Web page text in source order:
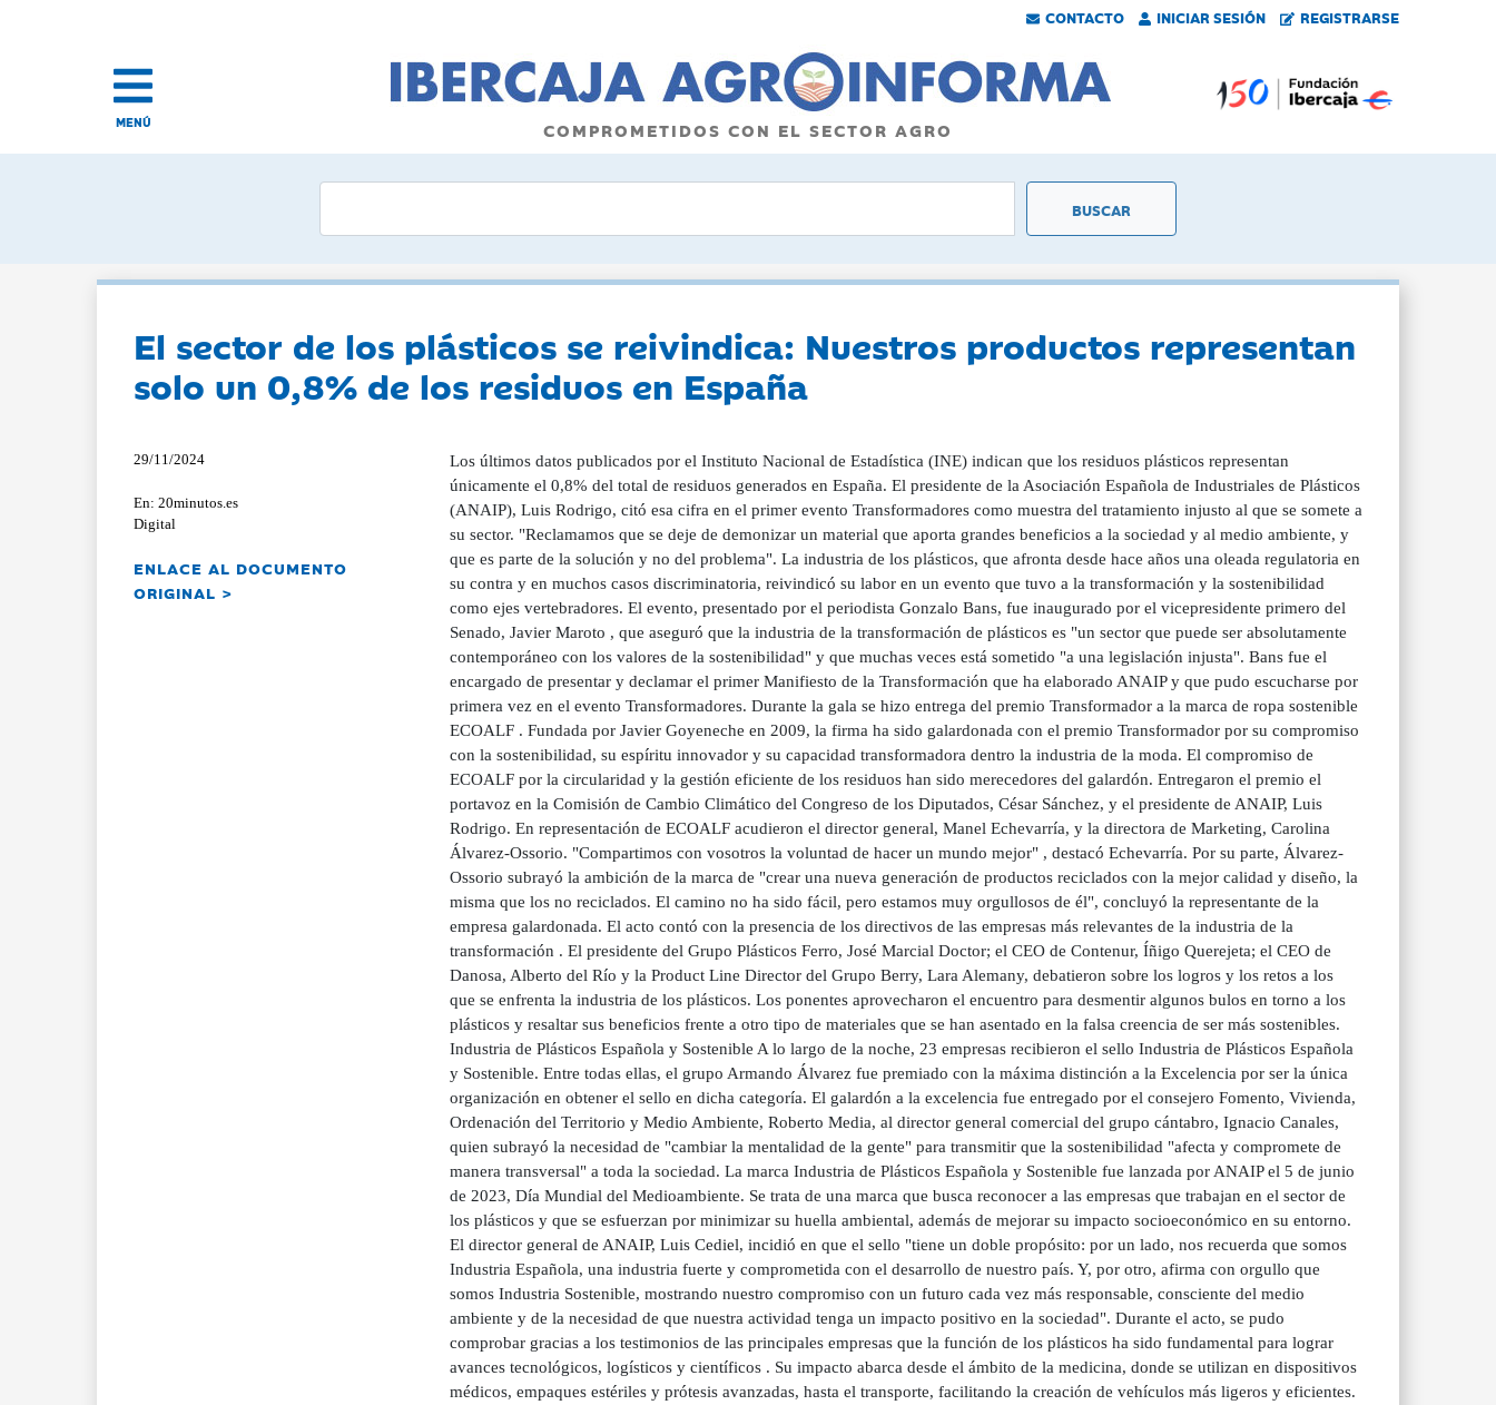
CONTACTO INICIAR SESIÓN REGISTRARSE
MENÚ COMPROMETIDOS CON EL SECTOR AGRO
El sector de los plásticos se reivindica: Nuestros productos representan
solo un 0,8% de los residuos en España
29/11/2024
En: 20minutos.es
Digital
ENLACE AL DOCUMENTO
ORIGINAL >
Los últimos datos publicados por el Instituto Nacional de Estadística (INE) indican que los residuos plásticos representan
únicamente el 0,8% del total de residuos generados en España. El presidente de la Asociación Española de Industriales de Plásticos
(ANAIP), Luis Rodrigo, citó esa cifra en el primer evento Transformadores como muestra del tratamiento injusto al que se somete a
su sector. "Reclamamos que se deje de demonizar un material que aporta grandes beneficios a la sociedad y al medio ambiente, y
que es parte de la solución y no del problema". La industria de los plásticos, que afronta desde hace años una oleada regulatoria en
su contra y en muchos casos discriminatoria, reivindicó su labor en un evento que tuvo a la transformación y la sostenibilidad
como ejes vertebradores. El evento, presentado por el periodista Gonzalo Bans, fue inaugurado por el vicepresidente primero del
Senado, Javier Maroto , que aseguró que la industria de la transformación de plásticos es "un sector que puede ser absolutamente
contemporáneo con los valores de la sostenibilidad" y que muchas veces está sometido "a una legislación injusta". Bans fue el
encargado de presentar y declamar el primer Manifiesto de la Transformación que ha elaborado ANAIP y que pudo escucharse por
primera vez en el evento Transformadores. Durante la gala se hizo entrega del premio Transformador a la marca de ropa sostenible
ECOALF . Fundada por Javier Goyeneche en 2009, la firma ha sido galardonada con el premio Transformador por su compromiso
con la sostenibilidad, su espíritu innovador y su capacidad transformadora dentro la industria de la moda. El compromiso de
ECOALF por la circularidad y la gestión eficiente de los residuos han sido merecedores del galardón. Entregaron el premio el
portavoz en la Comisión de Cambio Climático del Congreso de los Diputados, César Sánchez, y el presidente de ANAIP, Luis
Rodrigo. En representación de ECOALF acudieron el director general, Manel Echevarría, y la directora de Marketing, Carolina
Álvarez-Ossorio. "Compartimos con vosotros la voluntad de hacer un mundo mejor" , destacó Echevarría. Por su parte, Álvarez-
Ossorio subrayó la ambición de la marca de "crear una nueva generación de productos reciclados con la mejor calidad y diseño, la
misma que los no reciclados. El camino no ha sido fácil, pero estamos muy orgullosos de él", concluyó la representante de la
empresa galardonada. El acto contó con la presencia de los directivos de las empresas más relevantes de la industria de la
transformación . El presidente del Grupo Plásticos Ferro, José Marcial Doctor; el CEO de Contenur, Íñigo Querejeta; el CEO de
Danosa, Alberto del Río y la Product Line Director del Grupo Berry, Lara Alemany, debatieron sobre los logros y los retos a los
que se enfrenta la industria de los plásticos. Los ponentes aprovecharon el encuentro para desmentir algunos bulos en torno a los
plásticos y resaltar sus beneficios frente a otro tipo de materiales que se han asentado en la falsa creencia de ser más sostenibles.
Industria de Plásticos Española y Sostenible A lo largo de la noche, 23 empresas recibieron el sello Industria de Plásticos Española
y Sostenible. Entre todas ellas, el grupo Armando Álvarez fue premiado con la máxima distinción a la Excelencia por ser la única
organización en obtener el sello en dicha categoría. El galardón a la excelencia fue entregado por el consejero Fomento, Vivienda,
Ordenación del Territorio y Medio Ambiente, Roberto Media, al director general comercial del grupo cántabro, Ignacio Canales,
quien subrayó la necesidad de "cambiar la mentalidad de la gente" para transmitir que la sostenibilidad "afecta y compromete de
manera transversal" a toda la sociedad. La marca Industria de Plásticos Española y Sostenible fue lanzada por ANAIP el 5 de junio
de 2023, Día Mundial del Medioambiente. Se trata de una marca que busca reconocer a las empresas que trabajan en el sector de
los plásticos y que se esfuerzan por minimizar su huella ambiental, además de mejorar su impacto socioeconómico en su entorno.
El director general de ANAIP, Luis Cediel, incidió en que el sello "tiene un doble propósito: por un lado, nos recuerda que somos
Industria Española, una industria fuerte y comprometida con el desarrollo de nuestro país. Y, por otro, afirma con orgullo que
somos Industria Sostenible, mostrando nuestro compromiso con un futuro cada vez más responsable, consciente del medio
ambiente y de la necesidad de que nuestra actividad tenga un impacto positivo en la sociedad". Durante el acto, se pudo
comprobar gracias a los testimonios de las principales empresas que la función de los plásticos ha sido fundamental para lograr
avances tecnológicos, logísticos y científicos . Su impacto abarca desde el ámbito de la medicina, donde se utilizan en dispositivos
médicos, empaques estériles y prótesis avanzadas, hasta el transporte, facilitando la creación de vehículos más ligeros y eficientes.